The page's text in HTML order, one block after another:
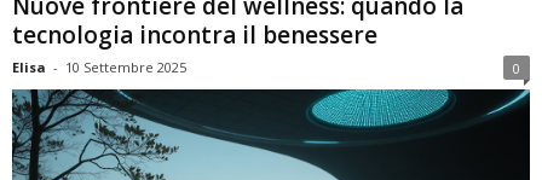
tecnologia incontra il benessere
Elisa - 10 Settembre 2025 0